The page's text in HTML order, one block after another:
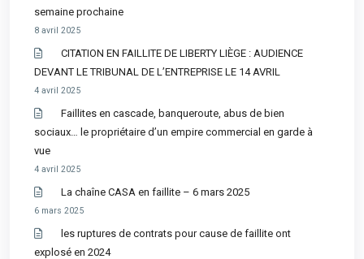
semaine prochaine
8 avril 2025
CITATION EN FAILLITE DE LIBERTY LIÈGE : AUDIENCE
DEVANT LE TRIBUNAL DE L’ENTREPRISE LE 14 AVRIL
4 avril 2025
Faillites en cascade, banqueroute, abus de bien
sociaux… le propriétaire d’un empire commercial en garde à
vue
4 avril 2025
La chaîne CASA en faillite – 6 mars 2025
6 mars 2025
les ruptures de contrats pour cause de faillite ont
explosé en 2024